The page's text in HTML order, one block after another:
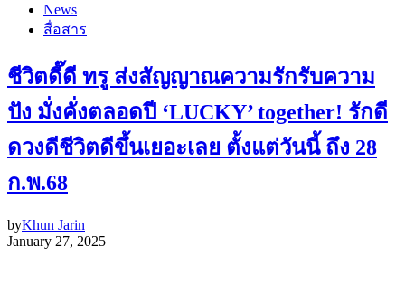
News
สื่อสาร
ชีวิตดี๊ดี ทรู ส่งสัญญาณความรักรับความ
ปัง มั่งคั่งตลอดปี ‘LUCKY’ together! รักดี
ดวงดีชีวิตดีขึ้นเยอะเลย ตั้งแต่วันนี้ ถึง 28
ก.พ.68
byKhun Jarin
January 27, 2025